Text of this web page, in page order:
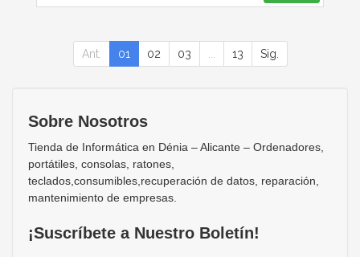
Ant. 01 02 03 13 Sig.
Sobre Nosotros
Tienda de Informática en Dénia – Alicante – Ordenadores,
portátiles, consolas, ratones,
teclados,consumibles,recuperación de datos, reparación,
mantenimiento de empresas.
¡Suscríbete a Nuestro Boletín!